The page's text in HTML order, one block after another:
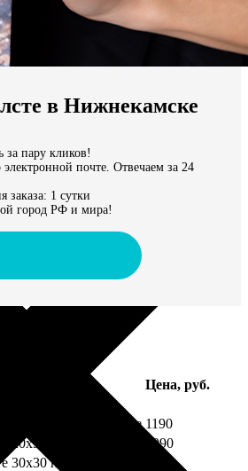
миру в Нижнекамске
за пару кликов!
электронной почте. Отвечаем за 24
заказа: 1 сутки
город РФ и мира!
Цена, руб.
20х20 на подрамнике 1190
20х30 на подрамнике
1990
30х30 на подрамнике